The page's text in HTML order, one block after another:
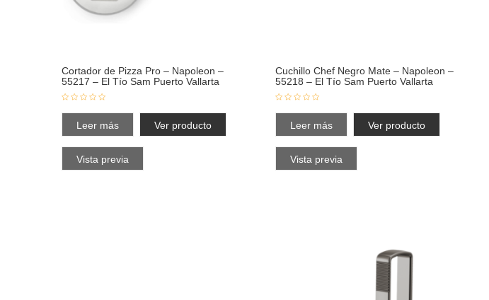
Cortador de Pizza Pro – Napoleon –
55217 – El Tío Sam Puerto Vallarta
Leer más Ver producto
Vista previa
Cuchillo Chef Negro Mate – Napoleon –
55218 – El Tío Sam Puerto Vallarta
Leer más Ver producto
Vista previa